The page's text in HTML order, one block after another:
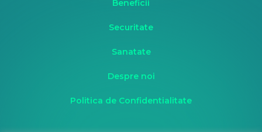
Beneficii
Securitate
Sanatate
Despre noi
Politica de Confidentialitate